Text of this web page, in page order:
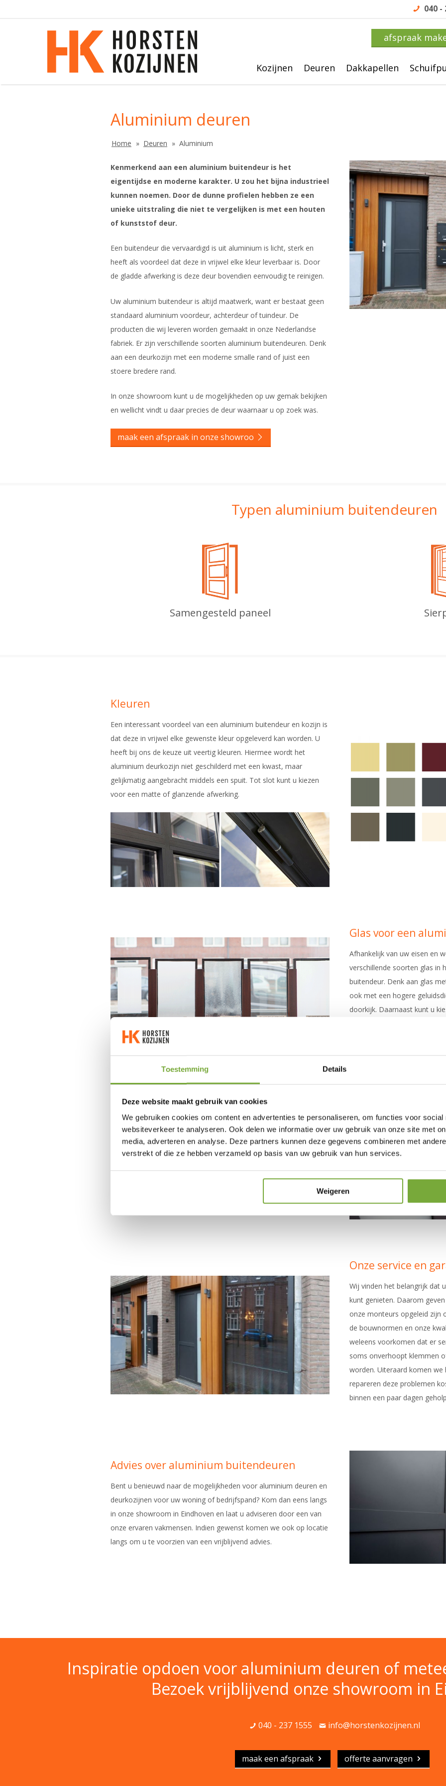
Toestemming Details
Deze website maakt gebruik van cookies
We gebruiken cookies om content en advertenties te personaliseren, om functies voor social
websiteverkeer te analyseren. Ook delen we informatie over uw gebruik van onze site met
media, adverteren en analyse. Deze partners kunnen deze gegevens combineren met
verstrekt of die ze hebben verzameld op basis van uw gebruik van hun services.
Weigeren
040 -
afspraak
Kozijnen Deuren Dakkapellen
Aluminium deuren
Home Deuren Aluminium
Kenmerkend aan een aluminium buitendeur is het
eigentijdse en moderne karakter. U zou het bijna industrieel
kunnen noemen. Door de dunne profielen hebben ze een
unieke uitstraling die niet te vergelijken is met een houten
of kunststof deur.
Een buitendeur die vervaardigd is uit aluminium is licht, sterk en
heeft als voordeel dat deze in vrijwel elke kleur leverbaar is. Door
de gladde afwerking is deze deur bovendien eenvoudig te reinigen.
Uw aluminium buitendeur is altijd maatwerk, want er bestaat geen
standaard aluminium voordeur, achterdeur of tuindeur. De
producten die wij leveren worden gemaakt in onze Nederlandse
fabriek. Er zijn verschillende soorten aluminium buitendeuren. Denk
aan een deurkozijn met een moderne smalle rand of juist een
stoere bredere rand.
In onze showroom kunt u de mogelijkheden op uw gemak bekijken
en wellicht vindt u daar precies de deur waarnaar u op zoek was.
maak een afspraak in onze showroo
Typen aluminium buitendeuren
Samengesteld paneel
Kleuren
Een interessant voordeel van een aluminium buitendeur en kozijn is
dat deze in vrijwel elke gewenste kleur opgeleverd kan worden. U
heeft bij ons de keuze uit veertig kleuren. Hiermee wordt het
aluminium deurkozijn niet geschilderd met een kwast, maar
gelijkmatig aangebracht middels een spuit. Tot slot kunt u kiezen
voor een matte of glanzende afwerking.
Glas voor een
Afhankelijk van uw eisen en
verschillende soorten glas in
buitendeur. Denk aan glas
ook met een hogere
doorkijk. Daarnaast kunt u
Isolatiewaarde van aluminium
Een aluminium buitendeur geeft een uitstekende isolatiewaarde.
koudebrug én de combinatie van het beste HR+++ glas, kunt u
genieten van een buitendeur die de warmte optimaal binnenhoudt.
Onze service en
Wij vinden het belangrijk dat
kunt genieten. Daarom
onze monteurs opgeleid zijn
de bouwnormen en onze
weleens voorkomen dat er
soms onverhoopt klemmen
worden. Uiteraard komen
repareren deze problemen
binnen een paar dagen
Advies over aluminium buitendeuren
Bent u benieuwd naar de mogelijkheden voor aluminium deuren en
deurkozijnen voor uw woning of bedrijfspand? Kom dan eens langs
in onze showroom in Eindhoven en laat u adviseren door een van
onze ervaren vakmensen. Indien gewenst komen we ook op locatie
langs om u te voorzien van een vrijblijvend advies.
Inspiratie opdoen voor aluminium deuren of
Bezoek vrijblijvend onze showroom in
040 - 237 1555 info@horstenkozijnen.nl
maak een afspraak offerte aanvragen